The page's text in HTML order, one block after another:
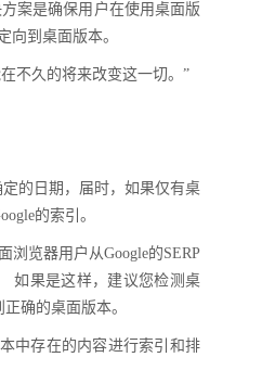
案是确保用户在使用桌面版
向到桌面版本。
久的将来改变这一切。 ”
的日期， 届时，如果仅有桌
的索引。
浏览器用户从Google的SERP
如果是这样，建议您检测桌
确的桌面版本。
中存在的内容进行索引和排